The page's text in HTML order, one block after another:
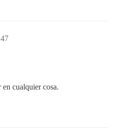
cualquier cosa.